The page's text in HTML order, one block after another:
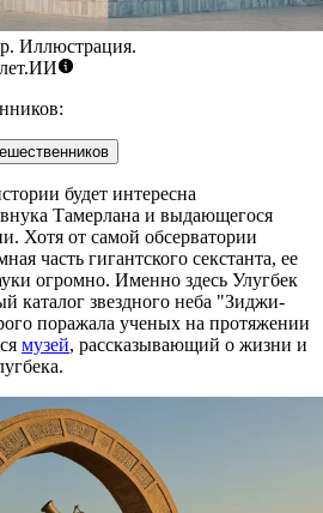
Иллюстрация.
будет интересна
Тамерлана и выдающегося
Хотя от самой обсерватории
часть гигантского секстанта, ее
огромно. Именно здесь Улугбек
каталог звездного неба "Зиджи-
поражала ученых на протяжении
музей, рассказывающий о жизни и